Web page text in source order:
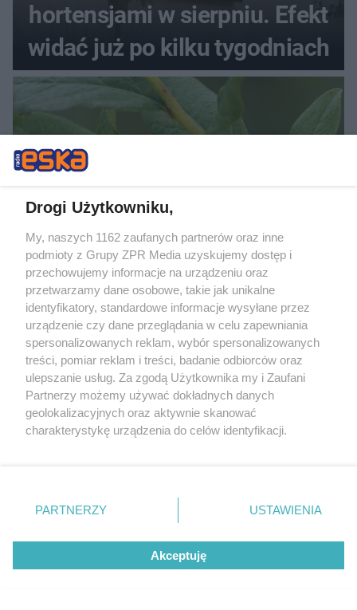
hortensjami w sierpniu. Efekt
widać już po kilku tygodniach
PIELĘGNACJA BORÓWKI
Zrób to po zebraniu borówek, a za
rok zbiory będą obfite
QUIZ
Quiz - szkoła w czasach PRL-u.
Młodzież nie ma szans
Drogi Użytkowniku,
My, naszych 1162 zaufanych partnerów oraz inne
podmioty z Grupy ZPR Media uzyskujemy dostęp i
przechowujemy informacje na urządzeniu oraz
przetwarzamy dane osobowe, takie jak unikalne
identyfikatory, standardowe informacje wysyłane przez
urządzenie czy dane przeglądania w celu zapewniania
spersonalizowanych reklam, wybór spersonalizowanych
treści, pomiar reklam i treści, badanie odbiorców oraz
ulepszanie usług. Za zgodą Użytkownika my i Zaufani
Partnerzy możemy używać dokładnych danych
geolokalizacyjnych oraz aktywnie skanować
charakterystykę urządzenia do celów identyfikacji.
zmienić/wycofać klikając przycisk ustawień prywatności
znajdujący się w lewym dolnym rogu strony
rodzaje przetwarzania danych nie wymagają zgody
użytkownika, ale masz prawo sprzeciwić się takiemu
przetwarzaniu. Preferencje będą miały zastosowanie tylko
PARTNERZY USTAWIENIA
Akceptuję